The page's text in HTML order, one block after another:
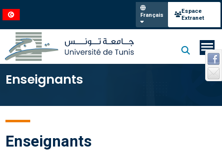
Français
Espace
Extranet
Enseignants
Enseignants